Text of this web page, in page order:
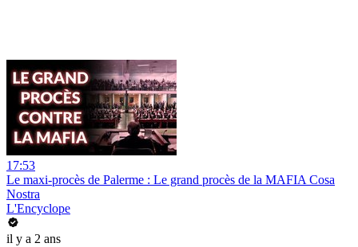
17:53
Le maxi-procès de Palerme : Le grand procès de la MAFIA Cosa
Nostra
L'Encyclope
il y a 2 ans